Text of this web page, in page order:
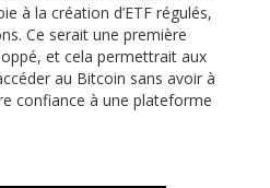
à la création d’ETF régulés,
Ce serait une première
et cela permettrait aux
au Bitcoin sans avoir à
confiance à une plateforme